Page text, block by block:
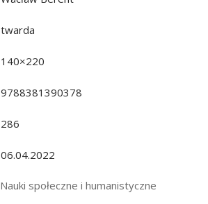
twarda
140×220
9788381390378
286
06.04.2022
Nauki społeczne i humanistyczne